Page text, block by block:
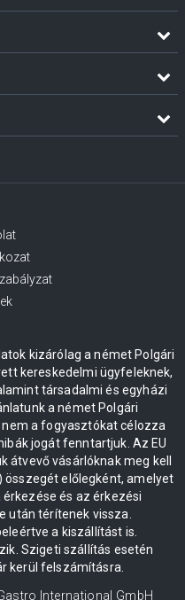
kizárólag a német Polgári
kereskedelmi ügyfeleknek,
társadalmi és egyházi
a német Polgári
a fogyasztókat célozza
jogát fenntartjuk. Az EU
vásárlóknak meg kell
előlegként, amelyet
és az érkezési
után térítenek vissza.
a kiszállítást is.
Szigeti szállítás esetén
kerül felszámításra.
International GmbH